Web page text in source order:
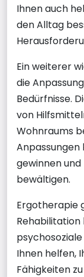
Ihnen auch
den Alltag
Ein weiterer
die
Bedürfnisse.
von
Wohnraums
Anpassungen
gewinnen
bewältigen.
Ergotherapie
Rehabilitation
Ihnen helfen,
Fähigkeiten